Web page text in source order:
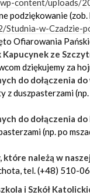
content/uploads/
podziękowanie (zob.
w-Czadzie-
Ofiarowania
ze
dziękujemy za
do dołączenia
duszpasterzami
do dołączenia
(np. po
które należą w
tel. (+48) 510-
i Szkół